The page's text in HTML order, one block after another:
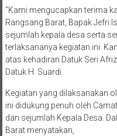
“Kami mengucapkan terima
Rangsang Barat, Bapak Jefri
sejumlah kepala desa serta
terlaksananya kegiatan ini.
atas kehadiran Datuk Seri
Datuk H. Suardi.
Kegiatan yang dilaksanakan
ini didukung penuh oleh
dan sejumlah Kepala Desa.
Barat menyatakan,